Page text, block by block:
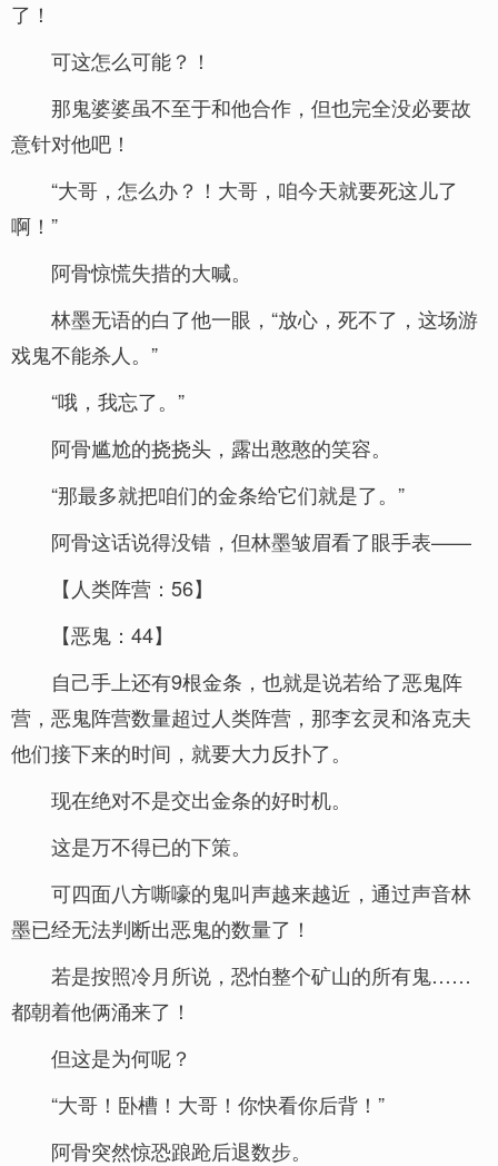
了！
可这怎么可能？！
那鬼婆婆虽不至于和他合作，但也完全没必要故
意针对他吧！
“大哥，怎么办？！大哥，咱今天就要死这儿了
啊！”
阿骨惊慌失措的大喊。
林墨无语的白了他一眼，“放心，死不了，这场游
戏鬼不能杀人。”
“哦，我忘了。”
阿骨尴尬的挠挠头，露出憨憨的笑容。
“那最多就把咱们的金条给它们就是了。”
阿骨这话说得没错，但林墨皱眉看了眼手表——
【人类阵营：56】
【恶鬼：44】
自己手上还有9根金条，也就是说若给了恶鬼阵
营，恶鬼阵营数量超过人类阵营，那李玄灵和洛克夫
他们接下来的时间，就要大力反扑了。
现在绝对不是交出金条的好时机。
这是万不得已的下策。
可四面八方嘶嚎的鬼叫声越来越近，通过声音林
墨已经无法判断出恶鬼的数量了！
若是按照冷月所说，恐怕整个矿山的所有鬼……
都朝着他俩涌来了！
但这是为何呢？
“大哥！卧槽！大哥！你快看你后背！”
阿骨突然惊恐踉跄后退数步。